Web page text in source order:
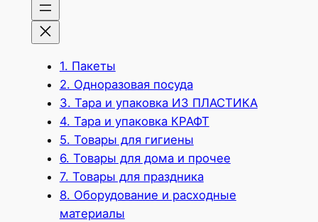
1. Пакеты
2. Одноразовая посуда
3. Тара и упаковка ИЗ ПЛАСТИКА
4. Тара и упаковка КРАФТ
5. Товары для гигиены
6. Товары для дома и прочее
7. Товары для праздника
8. Оборудование и расходные
материалы